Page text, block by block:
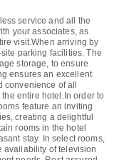
service and all the
your associates, as
visit.When arriving by
parking facilities. The
storage, to ensure
ensures an excellent
of all
entire hotel.In order to
feature an inviting
creating a delightful
rooms in the hotel
stay. In select rooms,
availability of television